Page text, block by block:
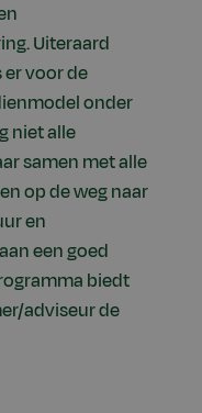
Uiteraard
er voor de
onder
niet alle
samen met alle
op de weg naar
en
een goed
biedt
adviseur de